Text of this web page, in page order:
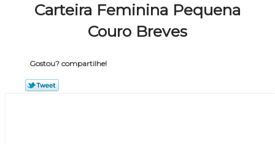
Carteira Feminina Pequena
Couro Breves
Gostou? compartilhe!